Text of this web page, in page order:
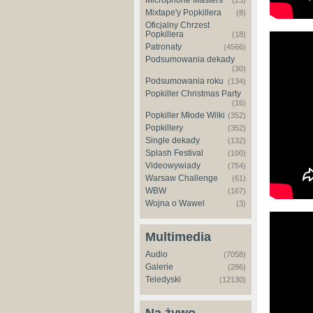
Mixtape'y Popkillera (8)
Oficjalny Chrzest
Popkillera
(18)
Patronaty (4566)
Podsumowania dekady
(30)
Podsumowania roku (134)
Popkiller Christmas Party
(16)
Popkiller Młode Wilki (352)
Popkillery (352)
Single dekady (132)
Splash Festival (100)
Videowywiady (754)
Warsaw Challenge (61)
WBW (167)
Wojna o Wawel (3)
Multimedia
Audio (7058)
Galerie (286)
Teledyski (12130)